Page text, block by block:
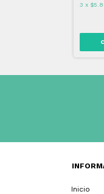
3 x
Inicio